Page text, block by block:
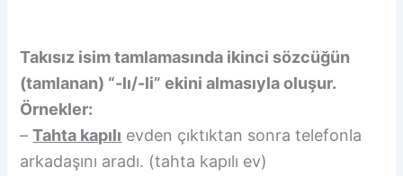
Takısız isim tamlamasında ikinci sözcüğün
(tamlanan) “-lı/-li” ekini almasıyla oluşur.
Örnekler:
–Tahta kapılı evden çıktıktan sonra telefonla
arkadaşını aradı. (tahta kapılı ev)